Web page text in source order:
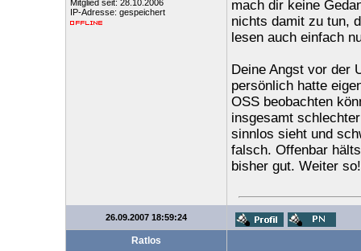
Mitglied seit: 28.10.2006
IP-Adresse: gespeichert
mach dir keine
nichts damit zu tun,
lesen auch einfach
Deine Angst vor der
persönlich hatte
OSS beobachten
insgesamt
sinnlos sieht und
falsch. Offenbar
bisher gut. Weiter so!
26.09.2007 18:59:24
Ratlos